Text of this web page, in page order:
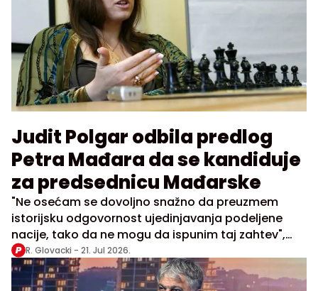
Judit Polgar odbila predlog
Petra Mađara da se kandiduje
za predsednicu Mađarske
"Ne osećam se dovoljno snažno da preuzmem
istorijsku odgovornost ujedinjavanja podeljene
nacije, tako da ne mogu da ispunim taj zahtev",
napisala je Polgar
R. Glovacki - 21. Jul 2026.